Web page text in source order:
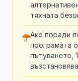
тяхната
Ако поради
програмата
пътуването,
възстановява